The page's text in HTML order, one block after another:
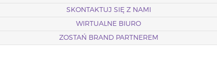
SKONTAKTUJ SIĘ Z NAMI
WIRTUALNE BIURO
ZOSTAŃ BRAND PARTNEREM